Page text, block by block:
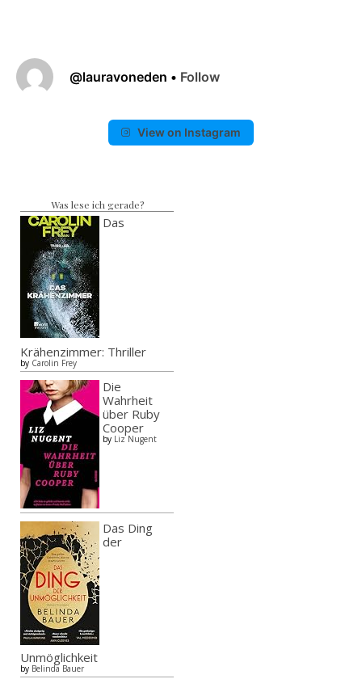
@lauravoneden • Follow
View on Instagram
Was lese ich gerade?
Das
Krähenzimmer: Thriller
by Carolin Frey
Die
Wahrheit
über Ruby
Cooper
by Liz Nugent
Das Ding
der
Unmöglichkeit
by Belinda Bauer